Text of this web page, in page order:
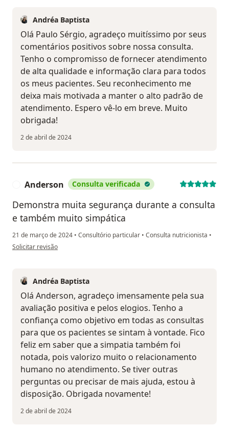
Andréa Baptista
Olá Paulo Sérgio, agradeço muitíssimo por seus
comentários positivos sobre nossa consulta.
Tenho o compromisso de fornecer atendimento
de alta qualidade e informação clara para todos
os meus pacientes. Seu reconhecimento me
deixa mais motivada a manter o alto padrão de
atendimento. Espero vê-lo em breve. Muito
obrigada!
2 de abril de 2024
Anderson Consulta verificada
Demonstra muita segurança durante a consulta
e também muito simpática
21 de março de 2024 • Consultório particular • Consulta nutricionista •
na opinião do utilizador Anderson
Solicitar revisão
Andréa Baptista
Olá Anderson, agradeço imensamente pela sua
avaliação positiva e pelos elogios. Tenho a
confiança como objetivo em todas as consultas
para que os pacientes se sintam à vontade. Fico
feliz em saber que a simpatia também foi
notada, pois valorizo muito o relacionamento
humano no atendimento. Se tiver outras
perguntas ou precisar de mais ajuda, estou à
disposição. Obrigada novamente!
2 de abril de 2024